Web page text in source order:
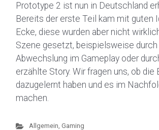
Prototype 2 ist nun in Deutschland
Bereits der erste Teil kam mit guten
Ecke, diese wurden aber nicht
Szene gesetzt, beispielsweise durch
Abwechslung im Gameplay oder
erzählte Story. Wir fragen uns, ob die
dazugelernt haben und es im
machen.
Allgemein, Gaming